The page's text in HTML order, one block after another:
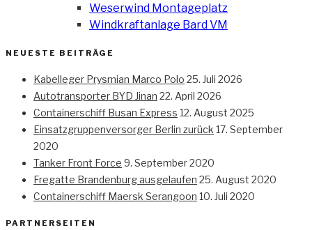
Weserwind Montageplatz
Windkraftanlage Bard VM
NEUESTE BEITRÄGE
Kabelleger Prysmian Marco Polo 25. Juli 2026
Autotransporter BYD Jinan 22. April 2026
Containerschiff Busan Express 12. August 2025
Einsatzgruppenversorger Berlin zurück 17. September
2020
Tanker Front Force 9. September 2020
Fregatte Brandenburg ausgelaufen 25. August 2020
Containerschiff Maersk Serangoon 10. Juli 2020
PARTNERSEITEN